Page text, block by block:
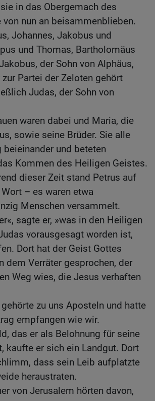
in das Obergemach des
von nun an beisammenblieben.
Johannes, Jakobus und
und Thomas, Bartholomäus
der Sohn von Alphäus,
Partei der Zeloten gehört
Judas, der Sohn von
waren dabei und Maria, die
sowie seine Brüder. Sie alle
und beteten
Kommen des Heiligen Geistes.
dieser Zeit stand Petrus auf
– es waren etwa
Menschen versammelt.
sagte er, »was in den Heiligen
vorausgesagt worden ist,
Dort hat der Geist Gottes
dem Verräter gesprochen, der
Weg wies, die Jesus verhaften
gehörte zu uns Aposteln und hatte
empfangen wie wir.
das er als Belohnung für seine
kaufte er sich ein Landgut. Dort
dass sein Leib aufplatzte
heraustraten.
von Jerusalem hörten davon,